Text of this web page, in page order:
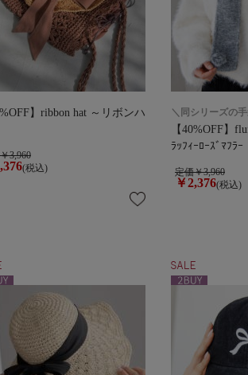
】ribbon hat ～リボンハ
3,960
(税込)
＼同シリーズの
【40%OFF】
ﾗｯﾌｨｰﾛｰｽﾞﾏﾌﾗｰ
定価￥3,960
￥2,376(税込)